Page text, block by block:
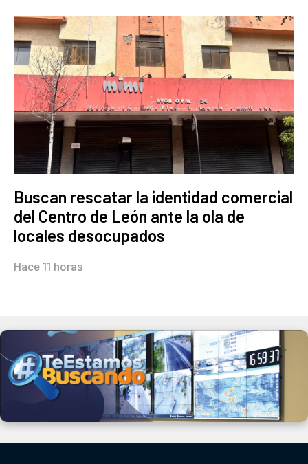
Buscan rescatar la identidad comercial
del Centro de León ante la ola de
locales desocupados
Hace 11 horas